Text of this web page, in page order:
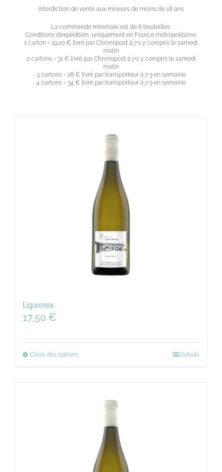
Interdiction de vente aux mineurs de moins de 18 ans
La commande minimale est de 6 bouteilles.
Conditions d’expédition, uniquement en France métropolitaine:
1 carton = 19.20 € livré par Chronopost à j+1 y compris le samedi
matin
2 cartons = 31 € livré par Chronopost à j+1 y compris le samedi
matin
3 cartons = 28 € livré par transporteur à j+3 en semaine
4 cartons = 34 € livré par transporteur à j+3 en semaine
Liquoreux
17,50 €
Choix des options Détails